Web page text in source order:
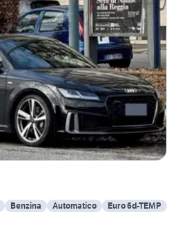
Benzina Automatico Euro 6d-TEMP